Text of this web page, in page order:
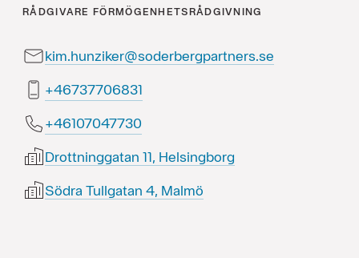
RÅDGIVARE FÖRMÖGENHETSRÅDGIVNING
kim.hunziker@soderbergpartners.se
13860773764+
03774070164+
Drottninggatan 11, Helsingborg
Södra Tullgatan 4, Malmö